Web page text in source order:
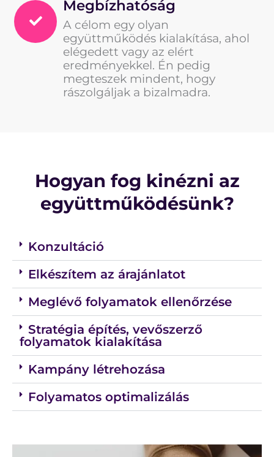
Megbízhatóság
A célom egy olyan
együttműködés kialakítása, ahol
elégedett vagy az elért
eredményekkel. Én pedig
megteszek mindent, hogy
rászolgáljak a bizalmadra.
Hogyan fog kinézni az
együttműködésünk?
Konzultáció
Elkészítem az árajánlatot
Meglévő folyamatok ellenőrzése
Stratégia építés, vevőszerző
folyamatok kialakítása
Kampány létrehozása
Folyamatos optimalizálás